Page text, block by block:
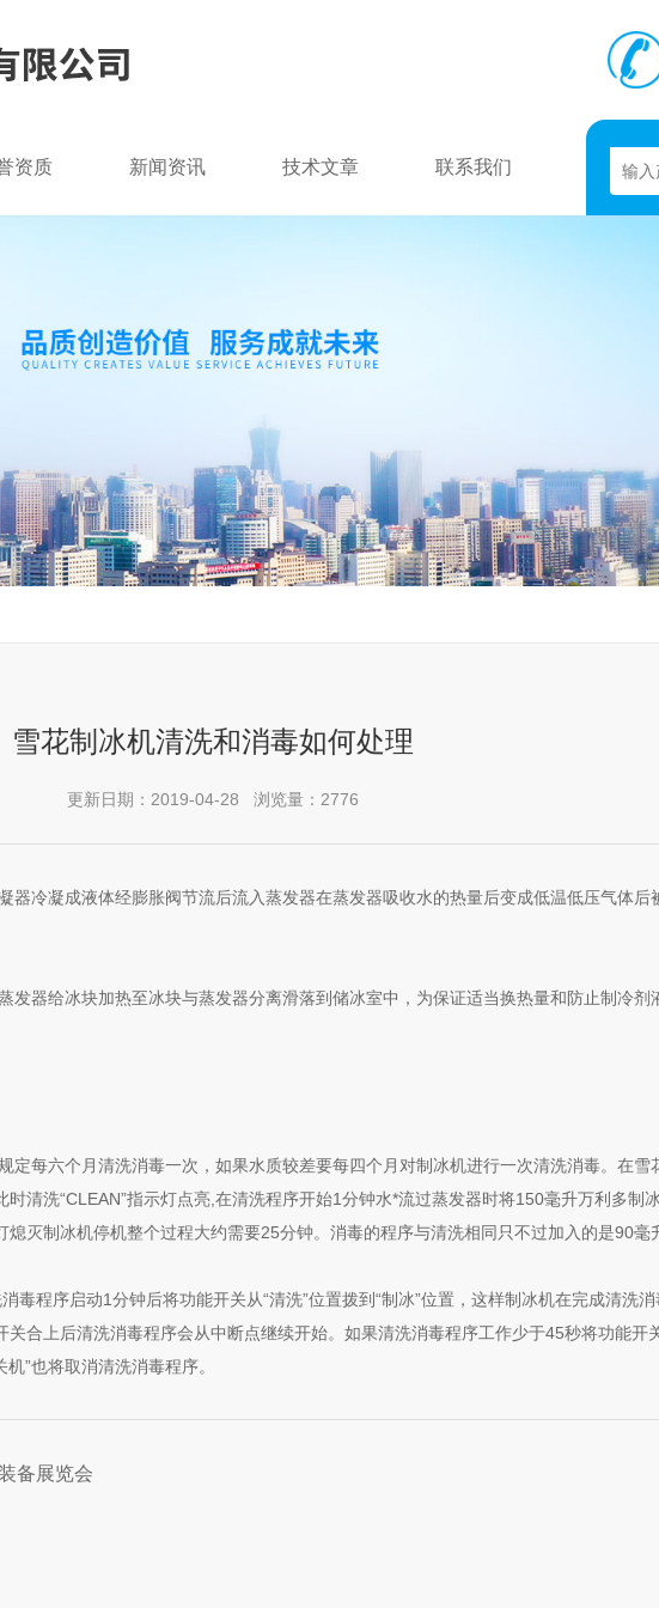
资质 新闻资讯 技术文章 联系我们
雪花制冰机清洗和消毒如何处理
更新日期：2019-04-28 浏览量：2776
器冷凝成液体经膨胀阀节流后流入蒸发器在蒸发器吸收水的热量后变成低温低压气体
器给冰块加热至冰块与蒸发器分离滑落到储冰室中，为保证适当换热量和防止制冷剂
每六个月清洗消毒一次，如果水质较差要每四个月对制冰机进行一次清洗消毒。在
清洗“CLEAN”指示灯点亮,在清洗程序开始1分钟水*流过蒸发器时将150毫升万利多制
灭制冰机停机整个过程大约需要25分钟。消毒的程序与清洗相同只不过加入的是90毫
毒程序启动1分钟后将功能开关从“清洗”位置拨到“制冰”位置，这样制冰机在完成清洗
合上后清洗消毒程序会从中断点继续开始。如果清洗消毒程序工作少于45秒将功能开
”也将取消清洗消毒程序。
备展览会